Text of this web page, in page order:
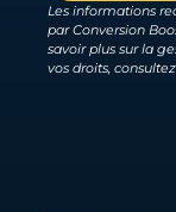
Les informations
par Conversion
savoir plus sur la
vos droits,